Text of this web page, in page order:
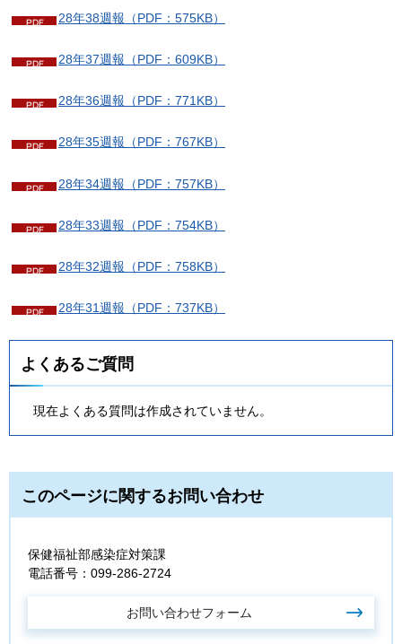
28年38週報（PDF：575KB）
28年37週報（PDF：609KB）
28年36週報（PDF：771KB）
28年35週報（PDF：767KB）
28年34週報（PDF：757KB）
28年33週報（PDF：754KB）
28年32週報（PDF：758KB）
28年31週報（PDF：737KB）
よくあるご質問
現在よくある質問は作成されていません。
このページに関するお問い合わせ
保健福祉部感染症対策課
電話番号：099-286-2724